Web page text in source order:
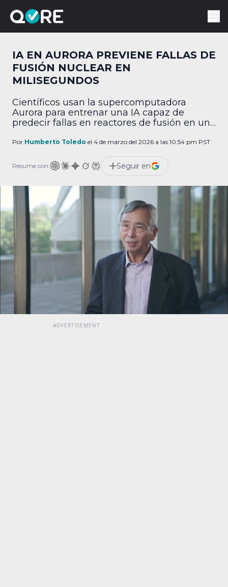
IA EN AURORA PREVIENE FALLAS DE
FUSIÓN NUCLEAR EN
MILISEGUNDOS
Científicos usan la supercomputadora
Aurora para entrenar una IA capaz de
predecir fallas en reactores de fusión en un
Por Humberto Toledo el 4 de marzo del 2026 a las 10:54 pm PST
Resume con: Seguir en